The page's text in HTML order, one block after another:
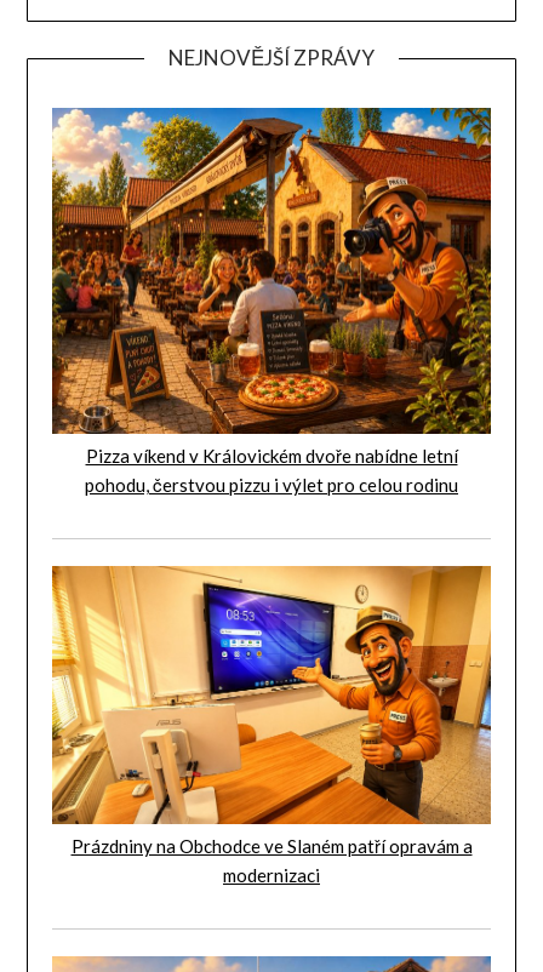
NEJNOVĚJŠÍ ZPRÁVY
Pizza víkend v Královickém dvoře nabídne letní
pohodu, čerstvou pizzu i výlet pro celou rodinu
Prázdniny na Obchodce ve Slaném patří opravám a
modernizaci